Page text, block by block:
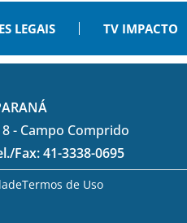
LEGAIS TV IMPACTO
- Campo Comprido
Fax: 41-3338-0695
Termos de Uso